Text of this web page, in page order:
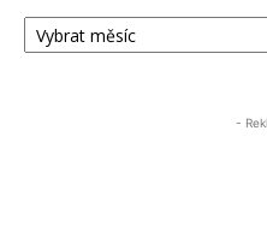
ARCHIV
PŘÍSPĚVKŮ
-